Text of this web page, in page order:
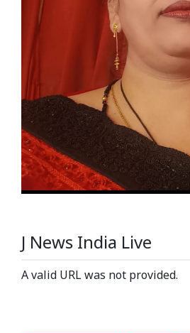
J News India Live
A valid URL was not provided.